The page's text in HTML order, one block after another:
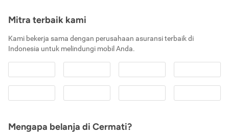
Mitra terbaik kami
Kami bekerja sama dengan perusahaan asuransi terbaik di
Indonesia untuk melindungi mobil Anda.
Mengapa belanja di Cermati?